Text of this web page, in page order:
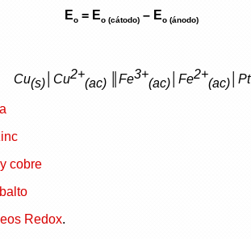
Eo = Eo (cátodo) – Eo (ánodo)
Cu(s)│Cu2+
(ac)║Fe3+
(ac)│Fe2+
(ac)│Pt
cobre
Redox.